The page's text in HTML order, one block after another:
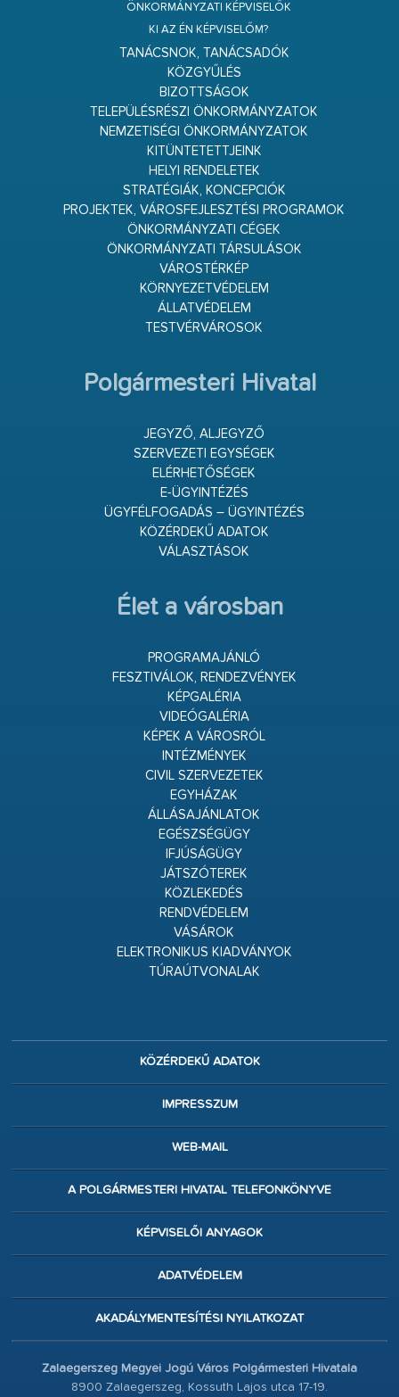
ÖNKORMÁNYZATI KÉPVISELŐK
KI AZ ÉN KÉPVISELŐM?
TANÁCSNOK, TANÁCSADÓK
KÖZGYŰLÉS
BIZOTTSÁGOK
TELEPÜLÉSRÉSZI ÖNKORMÁNYZATOK
NEMZETISÉGI ÖNKORMÁNYZATOK
KITÜNTETETTJEINK
HELYI RENDELETEK
STRATÉGIÁK, KONCEPCIÓK
PROJEKTEK, VÁROSFEJLESZTÉSI PROGRAMOK
ÖNKORMÁNYZATI CÉGEK
ÖNKORMÁNYZATI TÁRSULÁSOK
VÁROSTÉRKÉP
KÖRNYEZETVÉDELEM
ÁLLATVÉDELEM
TESTVÉRVÁROSOK
Polgármesteri Hivatal
JEGYZŐ, ALJEGYZŐ
SZERVEZETI EGYSÉGEK
ELÉRHETŐSÉGEK
E-ÜGYINTÉZÉS
ÜGYFÉLFOGADÁS – ÜGYINTÉZÉS
KÖZÉRDEKŰ ADATOK
VÁLASZTÁSOK
Élet a városban
PROGRAMAJÁNLÓ
FESZTIVÁLOK, RENDEZVÉNYEK
KÉPGALÉRIA
VIDEÓGALÉRIA
KÉPEK A VÁROSRÓL
INTÉZMÉNYEK
CIVIL SZERVEZETEK
EGYHÁZAK
ÁLLÁSAJÁNLATOK
EGÉSZSÉGÜGY
IFJÚSÁGÜGY
JÁTSZÓTEREK
KÖZLEKEDÉS
RENDVÉDELEM
VÁSÁROK
ELEKTRONIKUS KIADVÁNYOK
TÚRAÚTVONALAK
KÖZÉRDEKŰ ADATOK
IMPRESSZUM
WEB-MAIL
A POLGÁRMESTERI HIVATAL TELEFONKÖNYVE
KÉPVISELŐI ANYAGOK
ADATVÉDELEM
AKADÁLYMENTESÍTÉSI NYILATKOZAT
Zalaegerszeg Megyei Jogú Város Polgármesteri Hivatala
8900 Zalaegerszeg, Kossuth Lajos utca 17-19.